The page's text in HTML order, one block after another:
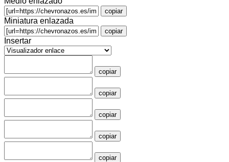
copiar
Miniatura enlazada
copiar
Insertar
copiar
copiar
copiar
copiar
copiar